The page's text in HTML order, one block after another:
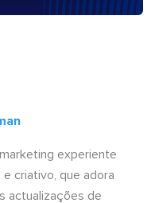
experiente
criativo, que adora
actualizações de